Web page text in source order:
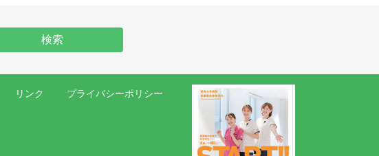
リンク プライバシーポリシー